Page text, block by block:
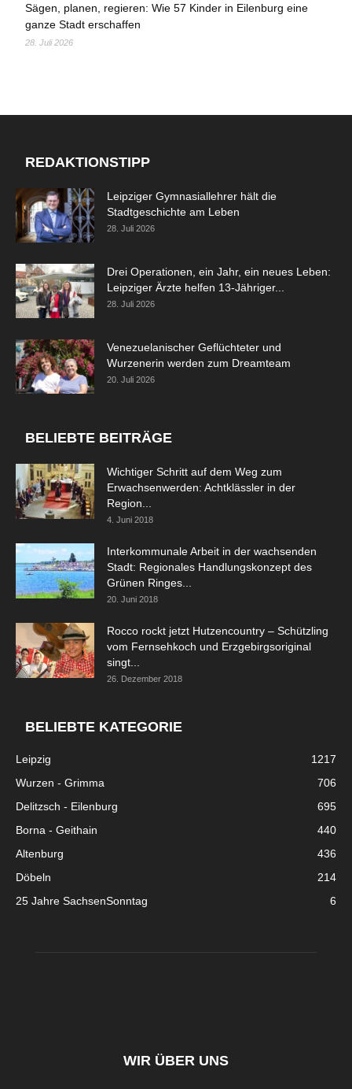
Sägen, planen, regieren: Wie 57 Kinder in Eilenburg eine
ganze Stadt erschaffen
28. Juli 2026
REDAKTIONSTIPP
Leipziger Gymnasiallehrer hält die
Stadtgeschichte am Leben
28. Juli 2026
Drei Operationen, ein Jahr, ein neues Leben:
Leipziger Ärzte helfen 13-Jähriger...
28. Juli 2026
Venezuelanischer Geflüchteter und
Wurzenerin werden zum Dreamteam
20. Juli 2026
BELIEBTE BEITRÄGE
Wichtiger Schritt auf dem Weg zum
Erwachsenwerden: Achtklässler in der
Region...
4. Juni 2018
Interkommunale Arbeit in der wachsenden
Stadt: Regionales Handlungskonzept des
Grünen Ringes...
20. Juni 2018
Rocco rockt jetzt Hutzencountry – Schützling
vom Fernsehkoch und Erzgebirgsoriginal
singt...
26. Dezember 2018
BELIEBTE KATEGORIE
Leipzig
1217
Wurzen - Grimma
706
Delitzsch - Eilenburg
695
Borna - Geithain
440
Altenburg
436
Döbeln
214
25 Jahre SachsenSonntag
6
WIR ÜBER UNS